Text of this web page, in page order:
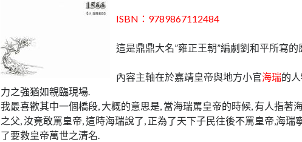
ISBN：9789867112484
這是鼎鼎大名”雍正王朝”編劇劉和平所寫的
內容主軸在於嘉靖皇帝與地方小官海瑞的
力之強猶如親臨現場.
我最喜歡其中一個橋段, 大概的意思是, 當海瑞罵皇帝的時候, 有人指著
之父, 汝竟敢罵皇帝, 這時海瑞說了, 正為了天下子民往後不罵皇帝,海瑞
了要救皇帝萬世之清名.